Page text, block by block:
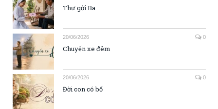
Thư gởi Ba
20/06/2026 0
Chuyến xe đêm
20/06/2026 0
Đời con có bố